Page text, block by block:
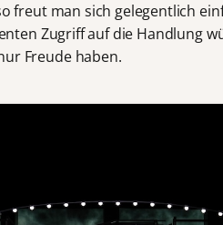
freut man sich gelegentlich
Zugriff auf die Handlung
Freude haben.